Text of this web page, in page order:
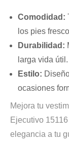
Comodidad:
los pies
Durabilidad:
larga vida útil.
Estilo:
ocasiones
Mejora tu
Ejecutivo
elegancia a tu